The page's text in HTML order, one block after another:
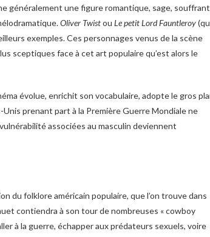
généralement une figure romantique, sage,
Oliver Twistou Le petit Lord Fauntleroy
exemples. Ces personnages venus de la scène
sceptiques face à cet art populaire qu’est alors le
évolue, enrichit son vocabulaire, adopte le gros
prenant part à la Première Guerre Mondiale ne
associées au masculin deviennent
du folklore américain populaire, que l’on trouve dans
contiendra à son tour de nombreuses « cowboy
à la guerre, échapper aux prédateurs sexuels, voire